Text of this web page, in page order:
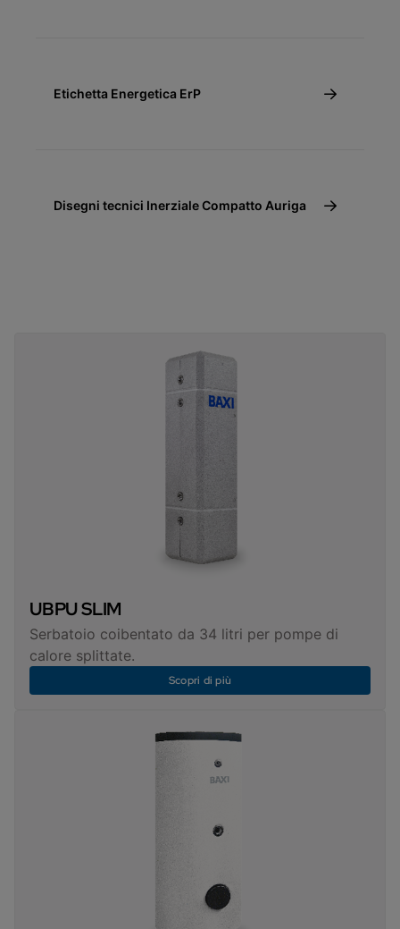
Etichetta Energetica ErP
Disegni tecnici Inerziale Compatto Auriga
UBPU SLIM
Serbatoio coibentato da 34 litri per pompe di
calore splittate.
Scopri di più